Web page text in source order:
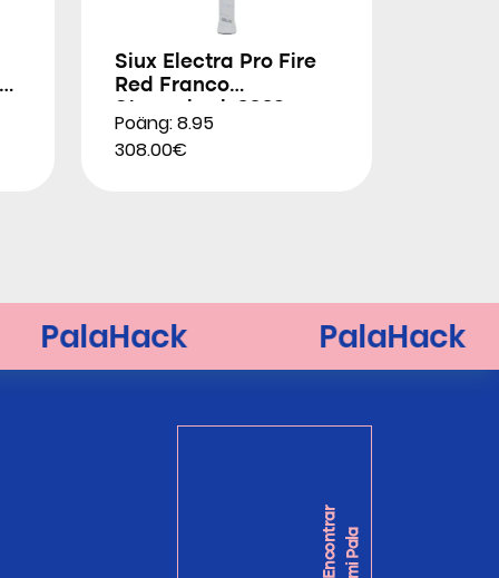
Siux Electra Pro Fire
Red Franco
Poäng: 8.95
308.00€